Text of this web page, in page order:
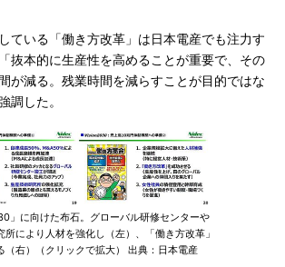
ている「働き方改革」は日本電産でも注力す
抜本的に生産性を高めることが重要で、その
が減る。残業時間を減らすことが目的ではな
調した。
」に向けた布石。グローバル研修センターや
所により人材を強化し（左）、「働き方改革」
（右）（クリックで拡大） 出典：日本電産